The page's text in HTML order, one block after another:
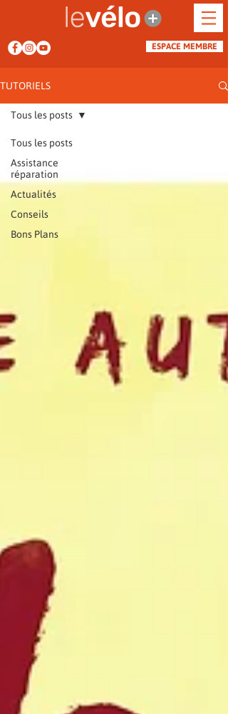
ESPACE MEMBRE
TUTORIELS
Tous les posts
Assistance
réparation
Actualités
Conseils
Bons Plans
Tous les posts